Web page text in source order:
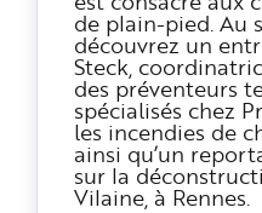
de plain-pied. Au
découvrez un
Steck,
des préventeurs
spécialisés chez
les incendies de
ainsi qu’un
sur la
Vilaine, à Rennes.